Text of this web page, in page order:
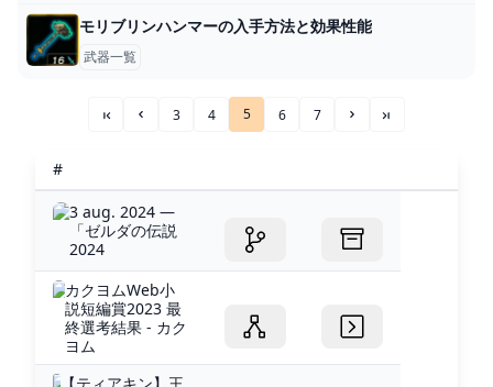
モリブリンハンマーの入手方法と効果性能
武器一覧
«« « 3 4 5 6 7 » »»
#
3 aug. 2024 —
「ゼルダの伝説
2024
カクヨムWeb小
説短編賞2023 最
終選考結果 - カク
ヨム